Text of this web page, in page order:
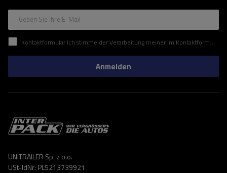
Geben Sie Ihre E-Mail
Kontaktformular Ich stimme der Verarbeitung meiner im Kontaktformular enthaltenen personenbezogenen Daten gemäß der Verordnung (EU) des Europäischen Parlaments und des Rates zu.
Anmelden
UNITRAILER Sp. z o.o.
USt-IdNr: PL5213739921